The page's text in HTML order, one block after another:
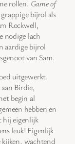
rollen. Game of
bijrol als
Rockwell,
nodige lach
aardige bijrol
van Sam.
uitgewerkt.
Birdie,
begin al
hebben en
hij eigenlijk
leuk! Eigenlijk
wachtend